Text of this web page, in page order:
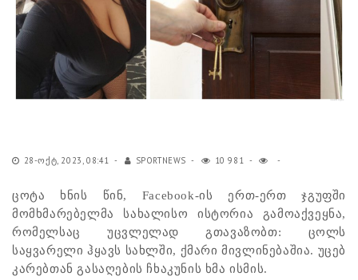
28-ᲝᲥᲢ, 2023, 08:41 SPORTNEWS 10 981
ცოტა ხნის წინ, Facebook-ის ერთ-ერთ ჯგუფში
მომხმარებელმა სახალისო ისტორია გამოაქვეყნა,
რომელსაც უცვლელად გთავაზობთ: ცოლს
საყვარელი ჰყავს სახლში, ქმარი მივლინებაშია. უცებ
კარებთან გასაღების ჩხაკუნის ხმა ისმის.